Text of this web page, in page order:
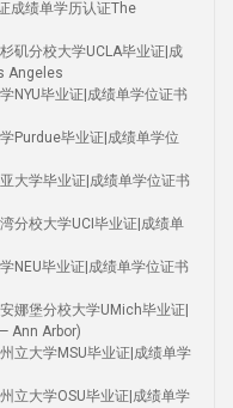
成绩单学历认证The
矶分校大学UCLA毕业证|成
Angeles
NYU毕业证|成绩单学位证书
Purdue毕业证|成绩单学位
大学毕业证|成绩单学位证书
分校大学UCI毕业证|成绩单
NEU毕业证|成绩单学位证书
娜堡分校大学UMich毕业证|
Ann Arbor)
立大学MSU毕业证|成绩单学
立大学OSU毕业证|成绩单学